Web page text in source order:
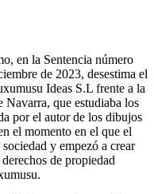
en la Sentencia número
de 2023, desestima el
Ideas S.L frente a la
que estudiaba los
por el autor de los dibujos
el momento en el que el
y empezó a crear
de propiedad